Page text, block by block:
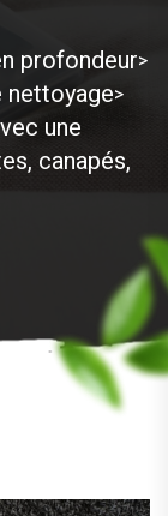
profondeur>
nettoyage>
une
canapés,